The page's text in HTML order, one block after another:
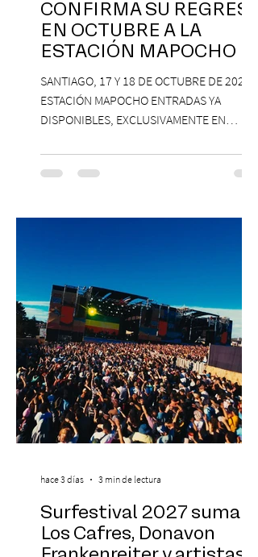
CONFIRMA SU REGRESO
EN OCTUBRE A LA
ESTACIÓN MAPOCHO
SANTIAGO, 17 Y 18 DE OCTUBRE DE 2026,
ESTACIÓN MAPOCHO ENTRADAS YA
DISPONIBLES, EXCLUSIVAMENTE EN
con una edición renovada que reunirá
yoga, bienestar y vida consciente, con la
Antonella Orsini, Yoga Woman y más
Centro Cultural Estación Mapocho, espacio
que albergará durante dos jornadas una
pro
Surfestival 2027 suma a
Los Cafres, Donavon
hace 3 días 3 min de lectura